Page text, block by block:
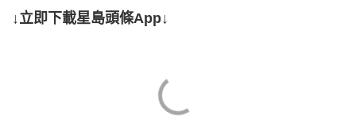
↓立即下載星島頭條App↓